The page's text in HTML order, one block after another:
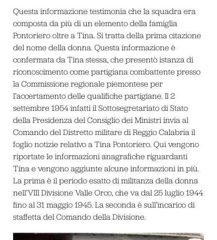
Questa informazione testimonia che la squadra era
composta da più di un elemento della famiglia
Pontoriero oltre a Tina. Si tratta della prima citazione
del nome della donna. Questa informazione è
confermata da Tina stessa, che presentò istanza di
riconoscimento come partigiana combattente presso
la Commissione regionale piemontese per
l’accertamento delle qualifiche partigiane. Il 2
settembre 1954 infatti il Sottosegretariato di Stato
della Presidenza del Consiglio dei Ministri invia al
Comando del Distretto militare di Reggio Calabria il
foglio notizie relativo a Tina Pontoriero. Qui vengono
riportate le informazioni anagrafiche riguardanti
Tina e vengono aggiunte alcune informazioni in più.
La prima è il periodo esatto di militanza della donna
nell’VIII Divisione Valle Orco, che va dal 25 luglio 1944
fino al 31 maggio 1945. La seconda è sull’incarico di
staffetta del Comando della Divisione.